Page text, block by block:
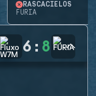
RASCACIELOS
FURIA
6 : 8